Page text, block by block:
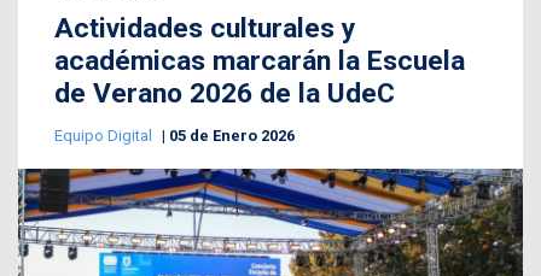
Actividades culturales y
académicas marcarán la Escuela
de Verano 2026 de la UdeC
Equipo Digital 05 de Enero 2026